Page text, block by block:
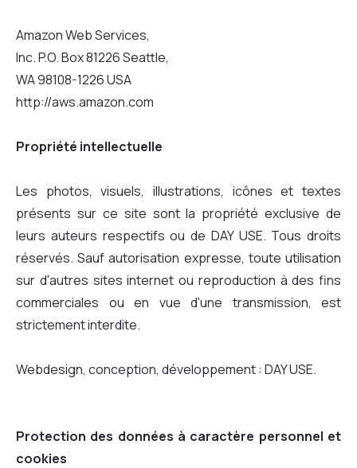
Amazon Web Services,
Inc. P.O. Box 81226 Seattle,
WA 98108-1226 USA
http://aws.amazon.com
Propriété intellectuelle
Les photos, visuels, illustrations, icônes et textes
présents sur ce site sont la propriété exclusive de
leurs auteurs respectifs ou de DAY USE. Tous droits
réservés. Sauf autorisation expresse, toute utilisation
sur d'autres sites internet ou reproduction à des fins
commerciales ou en vue d'une transmission, est
strictement interdite.
Webdesign, conception, développement : DAY USE.
Protection des données à caractère personnel et
cookies